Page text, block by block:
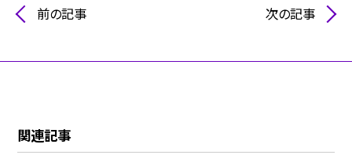
前の記事 次の記事
関連記事